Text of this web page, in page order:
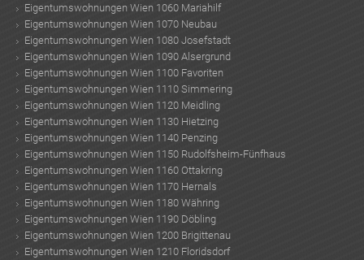
Eigentumswohnungen Wien 1060 Mariahilf
Eigentumswohnungen Wien 1070 Neubau
Eigentumswohnungen Wien 1080 Josefstadt
Eigentumswohnungen Wien 1090 Alsergrund
Eigentumswohnungen Wien 1100 Favoriten
Eigentumswohnungen Wien 1110 Simmering
Eigentumswohnungen Wien 1120 Meidling
Eigentumswohnungen Wien 1130 Hietzing
Eigentumswohnungen Wien 1140 Penzing
Eigentumswohnungen Wien 1150 Rudolfsheim-Fünfhaus
Eigentumswohnungen Wien 1160 Ottakring
Eigentumswohnungen Wien 1170 Hernals
Eigentumswohnungen Wien 1180 Währing
Eigentumswohnungen Wien 1190 Döbling
Eigentumswohnungen Wien 1200 Brigittenau
Eigentumswohnungen Wien 1210 Floridsdorf